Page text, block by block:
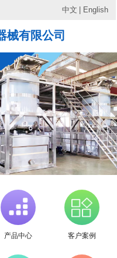
中文 English
械有限公司
产品中心 客户案例